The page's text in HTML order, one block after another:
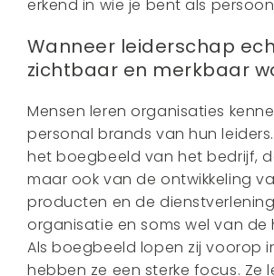
erkend in wie je bent als
Wanneer leiderschap
zichtbaar en merkbaar
Mensen leren organisaties
personal brands van hun
het boegbeeld van het bedrijf,
maar ook van de ontwikkeling
producten en de
organisatie en soms wel van de
Als boegbeeld lopen zij voorop
hebben ze een sterke focus. Ze